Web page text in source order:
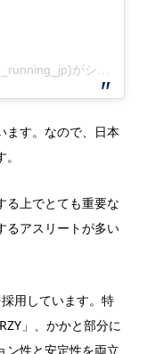
ます。なので、日本
る上でとても重要な
るアスリートが多い
用しています。特
」、かかと部分に
ン性と安定性を両立